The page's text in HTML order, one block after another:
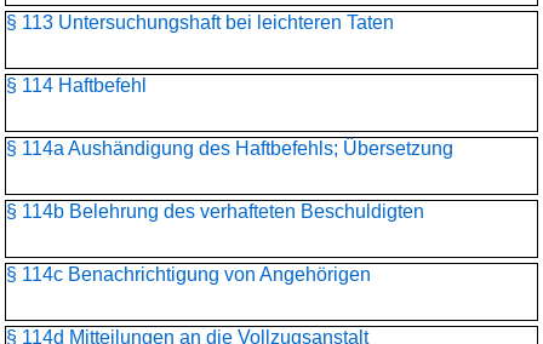
§ 113 Untersuchungshaft bei leichteren Taten
§ 114 Haftbefehl
§ 114a Aushändigung des Haftbefehls; Übersetzung
§ 114b Belehrung des verhafteten Beschuldigten
§ 114c Benachrichtigung von Angehörigen
§ 114d Mitteilungen an die Vollzugsanstalt